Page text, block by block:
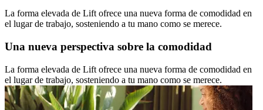
La forma elevada de Lift ofrece una nueva forma de comodidad en
el lugar de trabajo, sosteniendo a tu mano como se merece.
Una nueva perspectiva sobre la comodidad
La forma elevada de Lift ofrece una nueva forma de comodidad en
el lugar de trabajo, sosteniendo a tu mano como se merece.